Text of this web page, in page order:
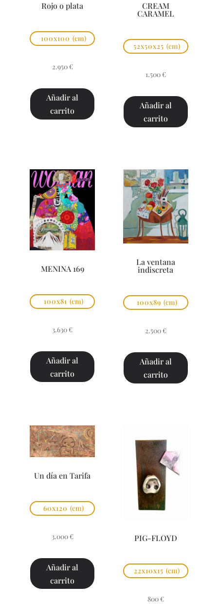
Rojo o plata
100x100 (cm)
2.950 €
Añadir al
carrito
CREAM
CARAMEL
52x50x25 (cm)
1.500 €
Añadir al
carrito
MENINA 169
100x81 (cm)
3.630 €
Añadir al
carrito
La ventana
indiscreta
100x89 (cm)
2.500 €
Añadir al
carrito
Un día en Tarifa
60x120 (cm)
3.000 €
Añadir al
carrito
PIG-FLOYD
22x10x15 (cm)
800 €